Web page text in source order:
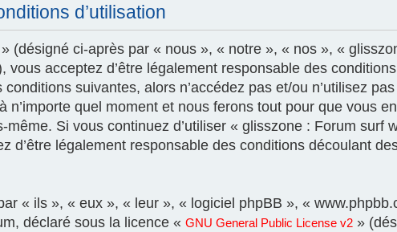
d’utilisation
(désigné ci-après par « nous », « notre », « nos », «
acceptez d’être légalement responsable des
suivantes, alors n’accédez pas et/ou n’utilisez
quel moment et nous ferons tout pour que vous
Si vous continuez d’utiliser « glisszone : Forum surf
d’être légalement responsable des conditions découlant
« ils », « eux », « leur », « logiciel phpBB », «
déclaré sous la licence « GNU General Public License v2 »